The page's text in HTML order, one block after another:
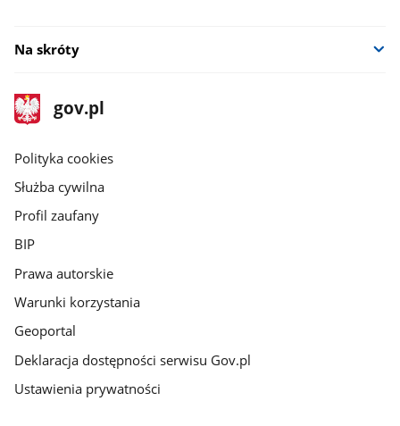
Na skróty
stopka
gov.pl
Strona
gov.pl
gov.pl
Polityka cookies
Służba cywilna
Profil zaufany
BIP
Prawa autorskie
Warunki korzystania
Geoportal
Deklaracja dostępności serwisu Gov.pl
Ustawienia prywatności